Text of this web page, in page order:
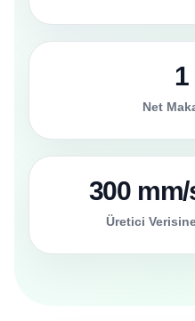
Net
300 mm/
Üretici Verisine